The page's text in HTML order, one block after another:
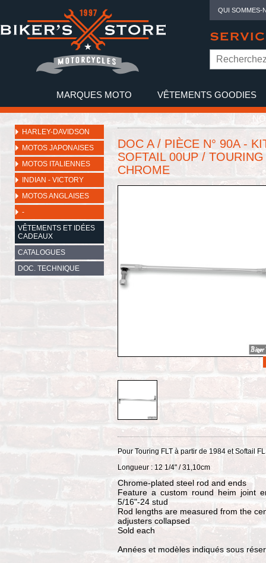
QUI SOMMES-
MARQUES MOTO VÊTEMENTS GOODIES
HARLEY-DAVIDSON
MOTOS JAPONAISES
MOTOS ITALIENNES
INDIAN - VICTORY
MOTOS ANGLAISES
-
VÊTEMENTS ET IDÉES
CADEAUX
CATALOGUES
DOC. TECHNIQUE
DOC A / PIÈCE N° 90A -
SOFTAIL 00UP /
CHROME
Pour Touring FLT à partir de 1984 et Softail
Longueur : 12 1/4" / 31,10cm
Chrome-plated steel rod and ends
Feature a custom round heim joint
5/16"-24 stud
Rod lengths are measured from the
adjusters collapsed
Sold each
Années et modèles indiqués sous